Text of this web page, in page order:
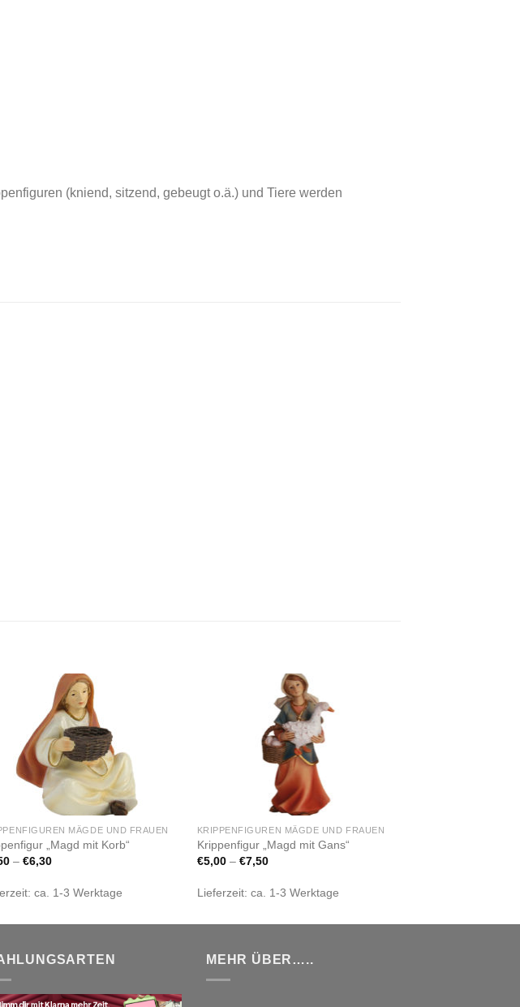
(kniend, sitzend, gebeugt o.ä.) und Tiere werden
MÄGDE UND FRAUEN
„Magd mit Korb“
–€6,30
ca. 1-3 Werktage
KRIPPENFIGUREN MÄGDE UND FRAUEN
Krippenfigur „Magd mit Gans“
€5,00– €7,50
Lieferzeit: ca. 1-3 Werktage
MEHR ÜBER…..